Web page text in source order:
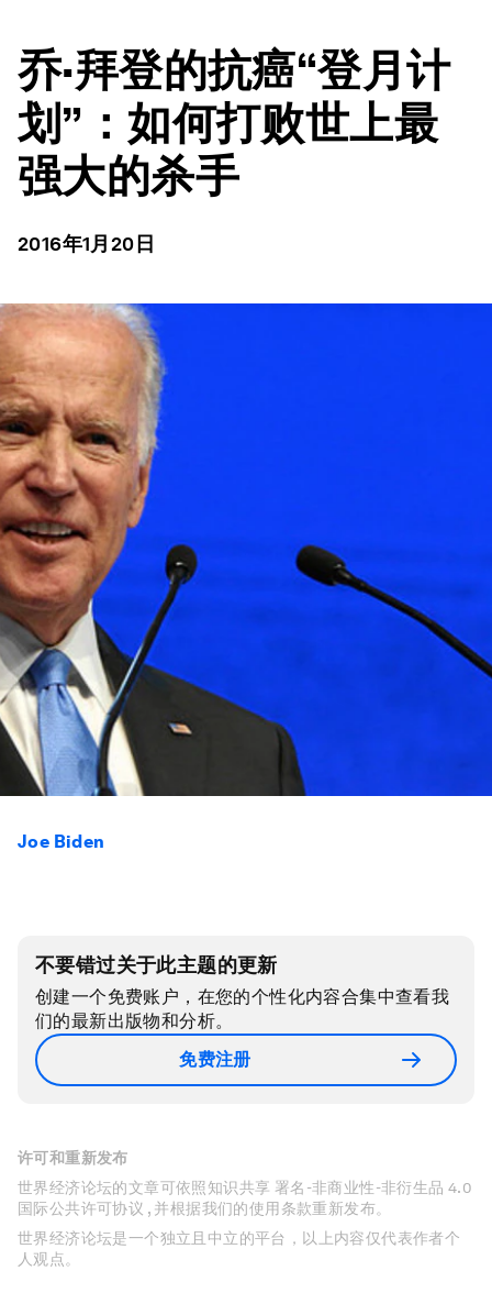
乔·拜登的抗癌“登月计
划”：如何打败世上最
强大的杀手
2016年1月20日
Joe Biden
不要错过关于此主题的更新
创建一个免费账户，在您的个性化内容合集中查看我
们的最新出版物和分析。
免费注册
许可和重新发布
世界经济论坛的文章可依照知识共享 署名-非商业性-非衍生品 4.0
国际公共许可协议 , 并根据我们的使用条款重新发布。
世界经济论坛是一个独立且中立的平台，以上内容仅代表作者个
人观点。